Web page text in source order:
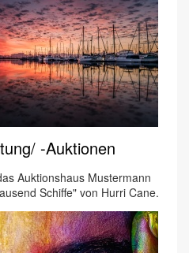
-Auktionen
Auktionshaus Mustermann
Schiffe" von Hurri Cane.